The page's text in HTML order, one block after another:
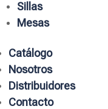
Sillas
Mesas
Catálogo
Nosotros
Distribuidores
Contacto